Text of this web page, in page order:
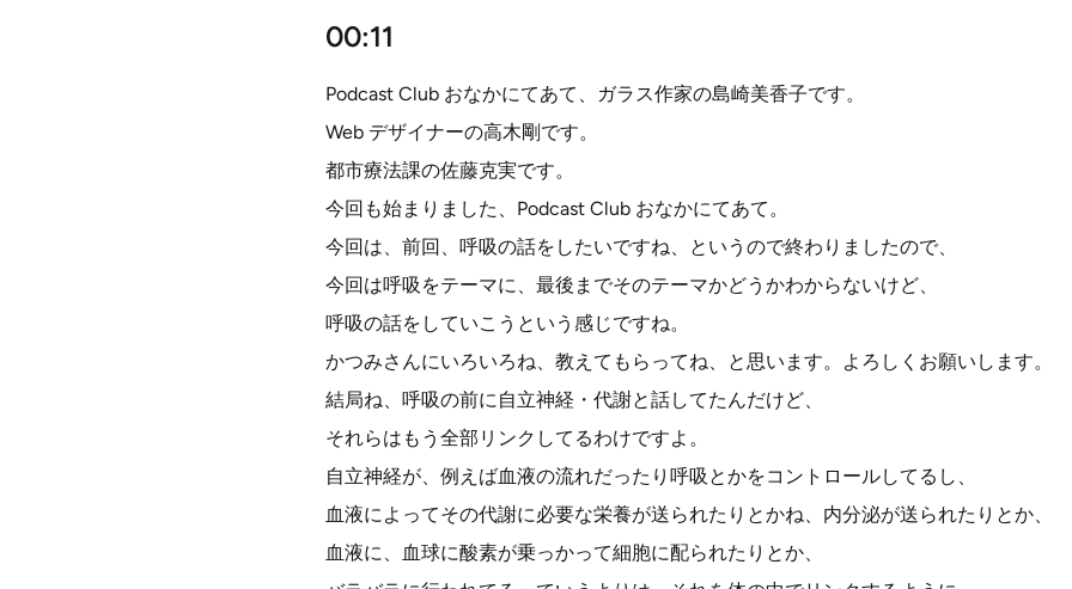
00:11
Podcast Club おなかにてあて、ガラス作家の島崎美香子です。
Web デザイナーの高木剛です。
都市療法課の佐藤克実です。
今回も始まりました、Podcast Club おなかにてあて。
今回は、前回、呼吸の話をしたいですね、というので終わりましたので、
今回は呼吸をテーマに、最後までそのテーマかどうかわからないけど、
呼吸の話をしていこうという感じですね。
かつみさんにいろいろね、教えてもらってね、と思います。よろしくお願いします。
結局ね、呼吸の前に自立神経・代謝と話してたんだけど、
それらはもう全部リンクしてるわけですよ。
自立神経が、例えば血液の流れだったり呼吸とかをコントロールしてるし、
血液によってその代謝に必要な栄養が送られたりとかね、内分泌が送られたりとか、
血液に、血球に酸素が乗っかって細胞に配られたりとか、